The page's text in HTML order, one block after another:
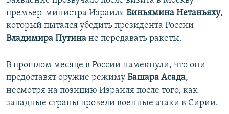
КРЫМ.НЕПОКОРЕННЫЙ
УКРАИНСКАЯ ПРОБЛЕМА КРЫМА
премьер-министра Израиля Биньямина Нетаньяху,
который пытался убедить президента России
Владимира Путина не передавать ракеты.
В прошлом месяце в России намекнули, что они
предоставят оружие режиму Башара Асада,
несмотря на позицию Израиля после того, как
западные страны провели военные атаки в Сирии.